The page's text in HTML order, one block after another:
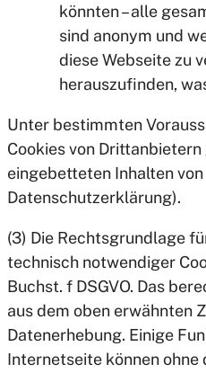
könnten – alle
sind anonym und
diese Webseite zu
herauszufinden,
Unter bestimmten
Cookies von Drittanbietern
eingebetteten Inhalten
Datenschutzerklärung).
(3) Die Rechtsgrundlage
technisch notwendiger
Buchst. f DSGVO. Das
aus dem oben erwähnten
Datenerhebung. Einige
Internetseite können ohne